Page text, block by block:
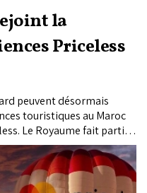
la
Priceless
peuvent désormais
touristiques au Maroc
Le Royaume fait partie
(Afrique du Sud, Kenya,
Tanzanie, Ouganda,
extension, qui vise à
expériences locales